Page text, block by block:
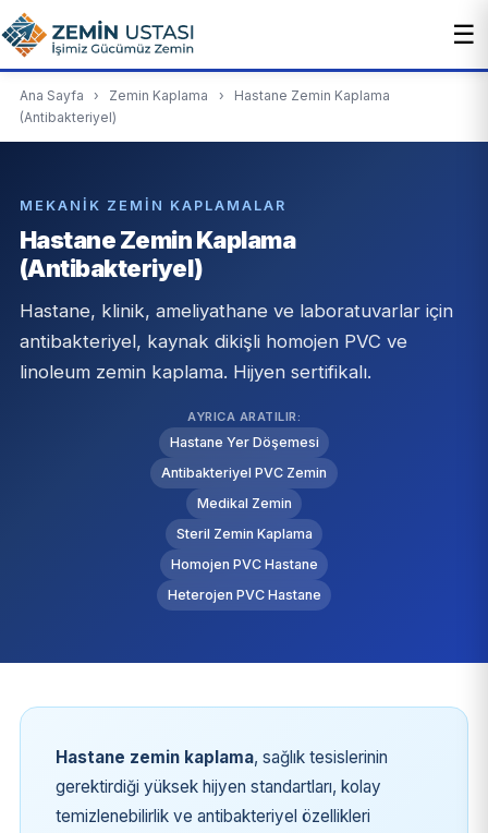
☰
Ana Sayfa › Zemin Kaplama ›
Hastane Zemin Kaplama
(Antibakteriyel)
MEKANIK ZEMIN KAPLAMALAR
Hastane Zemin Kaplama
(Antibakteriyel)
Hastane, klinik, ameliyathane ve laboratuvarlar için
antibakteriyel, kaynak dikişli homojen PVC ve
linoleum zemin kaplama. Hijyen sertifikalı.
AYRICA ARATILIR:
Hastane Yer Döşemesi
Antibakteriyel PVC Zemin
Medikal Zemin
Steril Zemin Kaplama
Homojen PVC Hastane
Heterojen PVC Hastane
Hastane zemin kaplama, sağlık tesislerinin
gerektirdiği yüksek hijyen standartları, kolay
temizlenebilirlik ve antibakteriyel özellikleri